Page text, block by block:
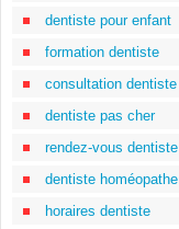
dentiste pour enfant
formation dentiste
consultation dentiste
dentiste pas cher
rendez-vous dentiste
dentiste homéopathe
horaires dentiste